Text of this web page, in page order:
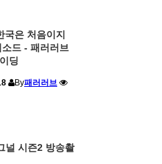
국은 처음이지
드 - 패러러브
딩
By패러러브
널 시즌2 방송촬